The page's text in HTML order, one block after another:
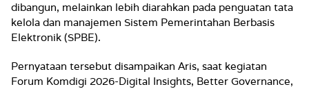
dibangun, melainkan lebih diarahkan pada penguatan tata
kelola dan manajemen Sistem Pemerintahan Berbasis
Elektronik (SPBE).
Pernyataan tersebut disampaikan Aris, saat kegiatan
Forum Komdigi 2026-Digital Insights, Better Governance,